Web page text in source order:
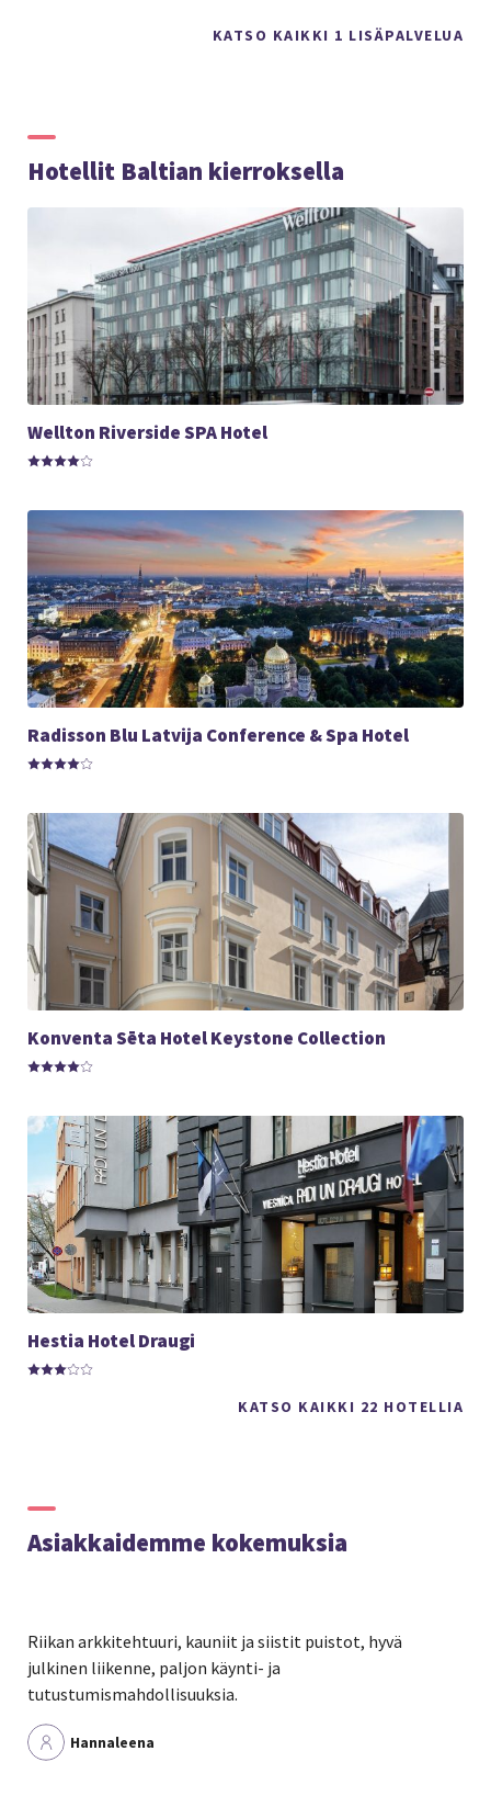
KATSO KAIKKI 1 LISÄPALVELUA
Hotellit Baltian kierroksella
KATSO KAIKKI 22 HOTELLIA
Wellton Riverside SPA Hotel
Radisson Blu Latvija Conference & Spa Hotel
Konventa Sēta Hotel Keystone Collection
Hestia Hotel Draugi
Asiakkaidemme kokemuksia
Riikan arkkitehtuuri, kauniit ja siistit puistot, hyvä
julkinen liikenne, paljon käynti- ja
tutustumismahdollisuuksia.
Hannaleena